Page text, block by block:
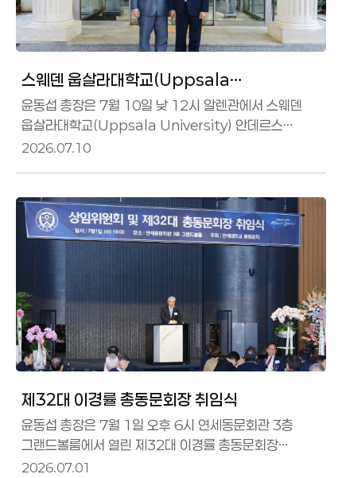
스웨덴 웁살라대학교(Uppsala
University) 총장 접견
윤동섭 총장은 7월 10일 낮 12시 알렌관에서 스웨덴
웁살라대학교(Uppsala University) 안데르스
하그펠트(Anders Hagfeldt) 총장을 접견하고
2026.07.10
제32대 이경률 총동문회장 취임식
윤동섭 총장은 7월 1일 오후 6시 연세동문회관 3층
그랜드볼룸에서 열린 제32대 이경률 총동문회장
취임식에 참석했다.
2026.07.01